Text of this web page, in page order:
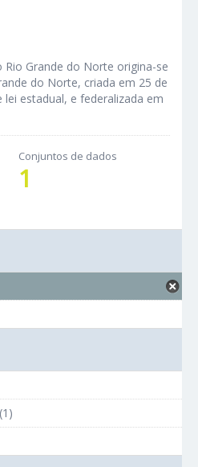
Rio Grande do Norte origina-se
do Norte, criada em 25 de
estadual, e federalizada em
Conjuntos de dados
1